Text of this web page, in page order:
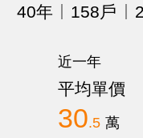
40年
158戶
近一年
平均單價
30.5 萬